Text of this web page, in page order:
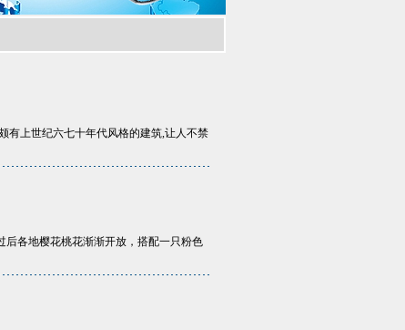
有上世纪六七十年代风格的建筑,让人不禁
各地樱花桃花渐渐开放，搭配一只粉色